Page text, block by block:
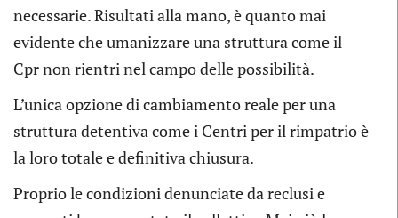
necessarie. Risultati alla mano, è quanto mai
evidente che umanizzare una struttura come il
Cpr non rientri nel campo delle possibilità.
L’unica opzione di cambiamento reale per una
struttura detentiva come i Centri per il rimpatrio è
la loro totale e definitiva chiusura.
Proprio le condizioni denunciate da reclusi e